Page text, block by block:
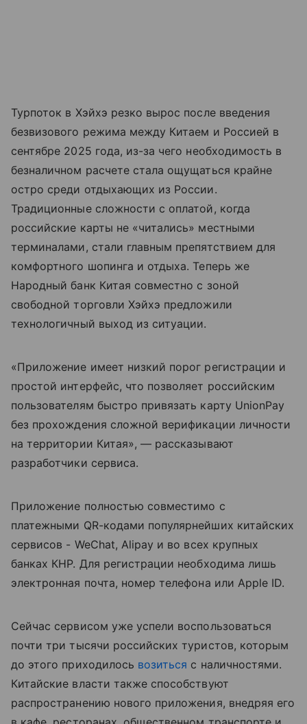
Турпоток в Хэйхэ резко вырос после введения
безвизового режима между Китаем и Россией в
сентябре 2025 года, из-за чего необходимость в
безналичном расчете стала ощущаться крайне
остро среди отдыхающих из России.
Традиционные сложности с оплатой, когда
российские карты не «читались» местными
терминалами, стали главным препятствием для
комфортного шопинга и отдыха. Теперь же
Народный банк Китая совместно с зоной
свободной торговли Хэйхэ предложили
технологичный выход из ситуации.
«Приложение имеет низкий порог регистрации и
простой интерфейс, что позволяет российским
пользователям быстро привязать карту UnionPay
без прохождения сложной верификации личности
на территории Китая», — рассказывают
разработчики сервиса.
Приложение полностью совместимо с
платежными QR-кодами популярнейших китайских
сервисов - WeChat, Alipay и во всех крупных
банках КНР. Для регистрации необходима лишь
электронная почта, номер телефона или Apple ID.
Сейчас сервисом уже успели воспользоваться
почти три тысячи российских туристов, которым
до этого приходилось возиться с наличностями.
Китайские власти также способствуют
распространению нового приложения, внедряя его